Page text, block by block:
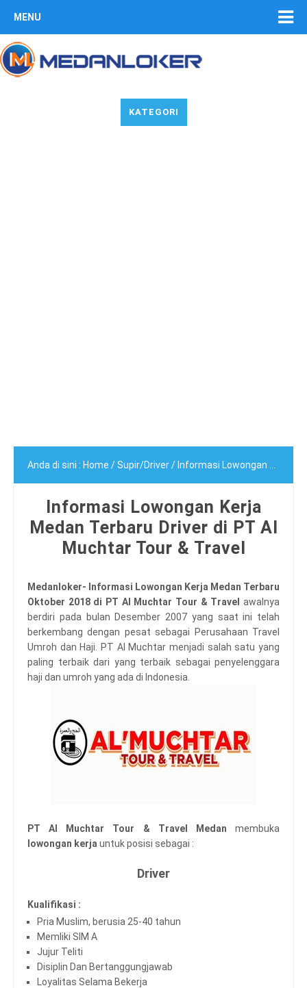
MENU
KATEGORI
Anda di sini : Home /Supir/Driver/ Informasi Lowongan Kerja Medan Terbaru Driver di PT Al Muchtar Tour & Travel
Informasi Lowongan Kerja
Medan Terbaru Driver di PT Al
Muchtar Tour & Travel
Medanloker- Informasi Lowongan Kerja Medan Terbaru
Oktober 2018 di PT Al Muchtar Tour & Travel awalnya
berdiri pada bulan Desember 2007 yang saat ini telah
berkembang dengan pesat sebagai Perusahaan Travel
Umroh dan Haji. PT Al Muchtar menjadi salah satu yang
paling terbaik dari yang terbaik sebagai penyelenggara
haji dan umroh yang ada di Indonesia.
PT Al Muchtar Tour & Travel Medan membuka
lowongan kerja untuk posisi sebagai :
Driver
Kualifikasi :
Pria Muslim, berusia 25-40 tahun
Memliki SIM A
Jujur Teliti
Disiplin Dan Bertanggungjawab
Loyalitas Selama Bekerja